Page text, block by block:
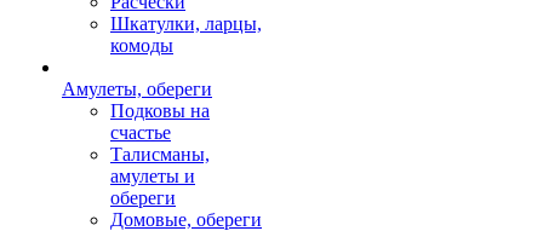
Шкатулки, ларцы,
комоды
Амулеты, обереги
Подковы на
счастье
Талисманы,
амулеты и
обереги
Домовые, обереги